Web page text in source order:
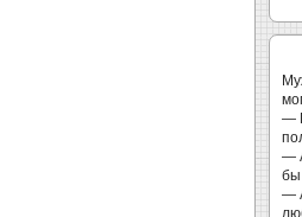
—
—
бы
—